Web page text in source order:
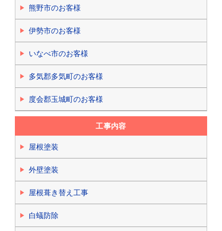
熊野市のお客様
伊勢市のお客様
いなべ市のお客様
多気郡多気町のお客様
度会郡玉城町のお客様
工事内容
屋根塗装
外壁塗装
屋根葺き替え工事
白蟻防除